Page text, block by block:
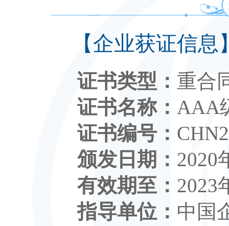
【企业获证信息
证书类型： 重合
证书名称： AAA
证书编号：
颁发日期： 2020
有效期至： 2023
指导单位： 中国